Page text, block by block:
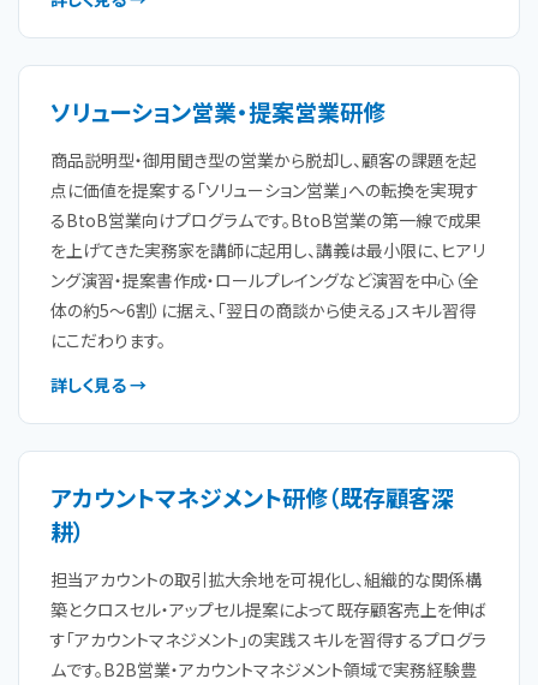
ソリューション営業・提案営業研修
商品説明型・御用聞き型の営業から脱却し、顧客の課題を起
点に価値を提案する「ソリューション営業」への転換を実現す
るBtoB営業向けプログラムです。BtoB営業の第一線で成果
を上げてきた実務家を講師に起用し、講義は最小限に、ヒアリ
ング演習・提案書作成・ロールプレイングなど演習を中心（全
体の約5〜6割）に据え、「翌日の商談から使える」スキル習得
にこだわります。
詳しく見る →
アカウントマネジメント研修（既存顧客深
耕）
担当アカウントの取引拡大余地を可視化し、組織的な関係構
築とクロスセル・アップセル提案によって既存顧客売上を伸ば
す「アカウントマネジメント」の実践スキルを習得するプログラ
ムです。B2B営業・アカウントマネジメント領域で実務経験豊